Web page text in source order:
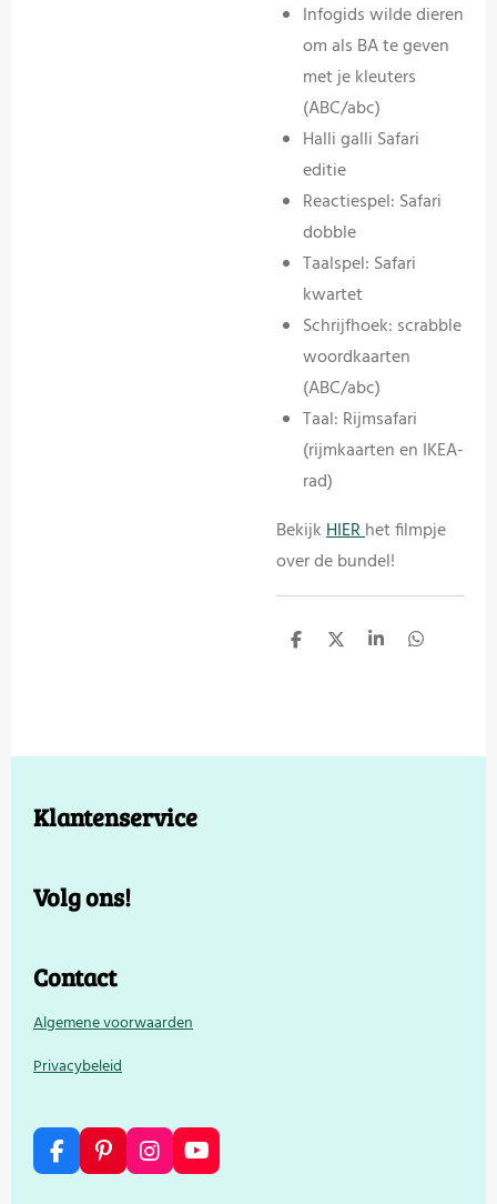
Infogids wilde dieren
om als BA te geven
met je kleuters
(ABC/abc)
Halli galli Safari
editie
Reactiespel: Safari
dobble
Taalspel: Safari
kwartet
Schrijfhoek: scrabble
woordkaarten
(ABC/abc)
Taal: Rijmsafari
(rijmkaarten en IKEA-
rad)
BekijkHIERhet filmpje
over de bundel!
D D S D
Klantenservice
Volg ons!
Contact
Algemene voorwaarden
Privacybeleid
F
a
P
i
I
n
Y
o